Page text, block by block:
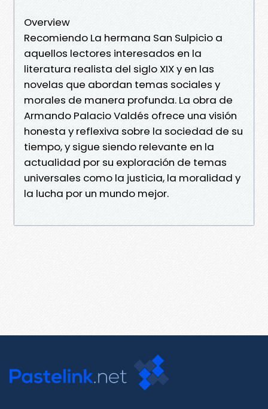
Overview
Recomiendo La hermana San Sulpicio a
aquellos lectores interesados en la
literatura realista del siglo XIX y en las
novelas que abordan temas sociales y
morales de manera profunda. La obra de
Armando Palacio Valdés ofrece una visión
honesta y reflexiva sobre la sociedad de su
tiempo, y sigue siendo relevante en la
actualidad por su exploración de temas
universales como la justicia, la moralidad y
la lucha por un mundo mejor.